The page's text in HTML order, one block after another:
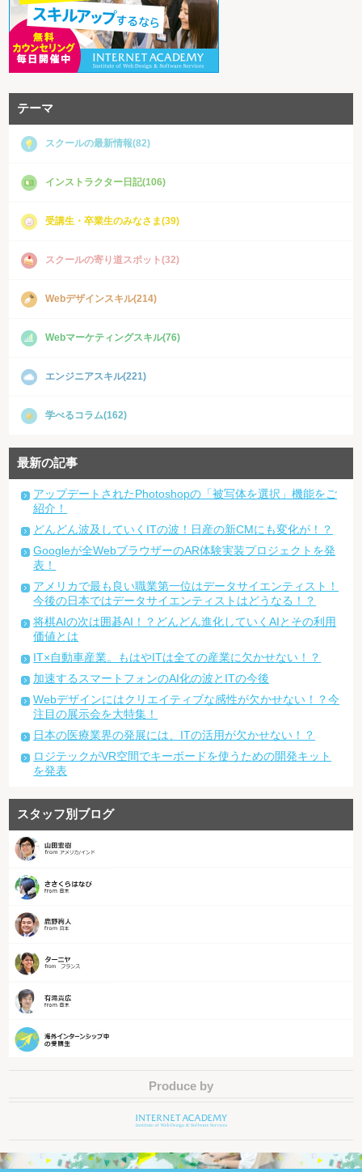
テーマ
スクールの最新情報(82)
インストラクター日記(106)
受講生・卒業生のみなさま(39)
スクールの寄り道スポット(32)
Webデザインスキル(214)
Webマーケティングスキル(76)
エンジニアスキル(221)
学べるコラム(162)
最新の記事
アップデートされたPhotoshopの「被写体を選択」機能をご
紹介！
どんどん波及していくITの波！日産の新CMにも変化が！？
Googleが全WebブラウザーのAR体験実装プロジェクトを発
表！
アメリカで最も良い職業第一位はデータサイエンティスト！
今後の日本ではデータサイエンティストはどうなる！？
将棋AIの次は囲碁AI！？どんどん進化していくAIとその利用
価値とは
IT×自動車産業。もはやITは全ての産業に欠かせない！？
加速するスマートフォンのAI化の波とITの今後
Webデザインにはクリエイティブな感性が欠かせない！？今
注目の展示会を大特集！
日本の医療業界の発展には、ITの活用が欠かせない！？
ロジテックがVR空間でキーボードを使うための開発キット
を発表
スタッフ別ブログ
Produce by